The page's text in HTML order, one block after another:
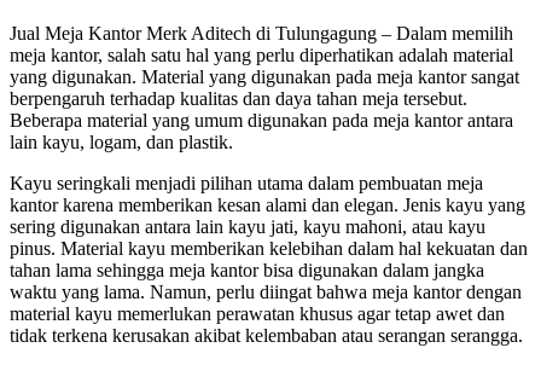
Jual Meja Kantor Merk Aditech di Tulungagung – Dalam memilih
meja kantor, salah satu hal yang perlu diperhatikan adalah material
yang digunakan. Material yang digunakan pada meja kantor sangat
berpengaruh terhadap kualitas dan daya tahan meja tersebut.
Beberapa material yang umum digunakan pada meja kantor antara
lain kayu, logam, dan plastik.
Kayu seringkali menjadi pilihan utama dalam pembuatan meja
kantor karena memberikan kesan alami dan elegan. Jenis kayu yang
sering digunakan antara lain kayu jati, kayu mahoni, atau kayu
pinus. Material kayu memberikan kelebihan dalam hal kekuatan dan
tahan lama sehingga meja kantor bisa digunakan dalam jangka
waktu yang lama. Namun, perlu diingat bahwa meja kantor dengan
material kayu memerlukan perawatan khusus agar tetap awet dan
tidak terkena kerusakan akibat kelembaban atau serangan serangga.